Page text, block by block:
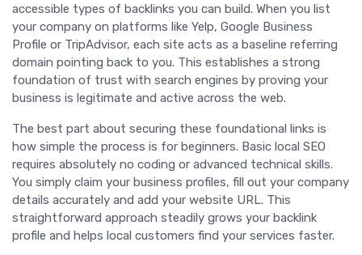
accessible types of backlinks you can build. When you list
your company on platforms like Yelp, Google Business
Profile or TripAdvisor, each site acts as a baseline referring
domain pointing back to you. This establishes a strong
foundation of trust with search engines by proving your
business is legitimate and active across the web.
The best part about securing these foundational links is
how simple the process is for beginners. Basic local SEO
requires absolutely no coding or advanced technical skills.
You simply claim your business profiles, fill out your company
details accurately and add your website URL. This
straightforward approach steadily grows your backlink
profile and helps local customers find your services faster.